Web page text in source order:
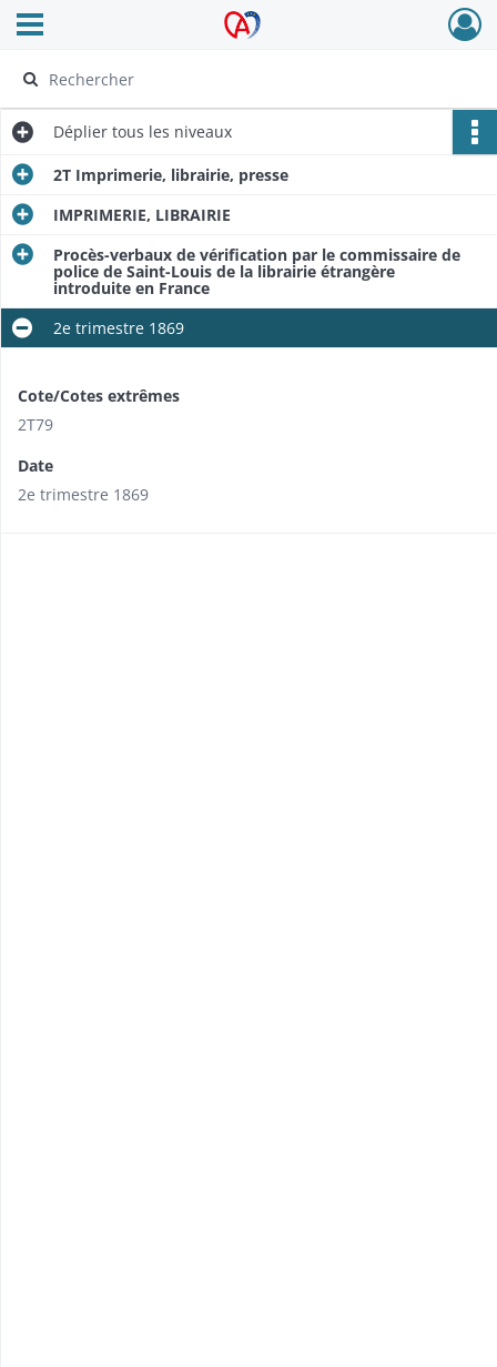
Archives Alsace - Colmar
Ouvrir le menu déroulant
Déplier tous les niveaux
2T Imprimerie, librairie, presse
IMPRIMERIE, LIBRAIRIE
Procès-verbaux de vérification par le commissaire de
police de Saint-Louis de la librairie étrangère
introduite en France
2e trimestre 1869
Cote/Cotes extrêmes
2T79
Date
2e trimestre 1869